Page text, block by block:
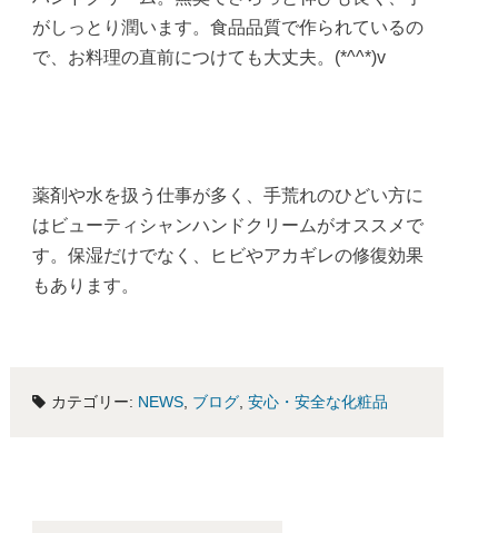
がしっとり潤います。食品品質で作られているの
で、お料理の直前につけても大丈夫。(*^^*)v
薬剤や水を扱う仕事が多く、手荒れのひどい方に
はビューティシャンハンドクリームがオススメで
す。保湿だけでなく、ヒビやアカギレの修復効果
もあります。
カテゴリー: NEWS, ブログ, 安心・安全な化粧品